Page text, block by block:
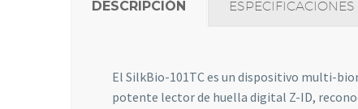
DESCRIPCIÓN ESPECIFICACIONES
El SilkBio-101TC es un dispositivo multi-
potente lector de huella digital Z-ID,